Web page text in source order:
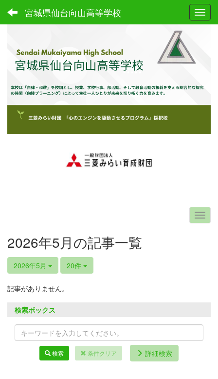
宮城県仙台向山高等学校
2026年5月の記事一覧
2026年5月 20件
記事がありません。
検索ボックス
検索 条件クリア 詳細検索